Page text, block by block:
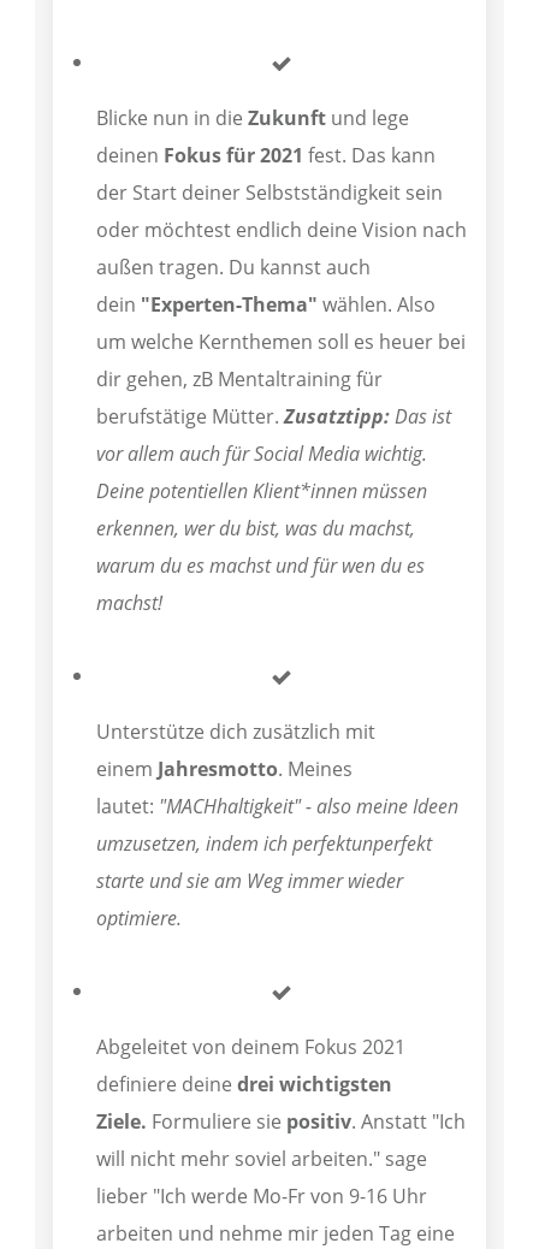
Blicke nun in die Zukunft und lege
deinen Fokus für 2021 fest. Das kann
der Start deiner Selbstständigkeit sein
oder möchtest endlich deine Vision nach
außen tragen. Du kannst auch
dein "Experten-Thema" wählen. Also
um welche Kernthemen soll es heuer bei
dir gehen, zB Mentaltraining für
berufstätige Mütter.Zusatztipp:Das ist
vor allem auch für Social Media wichtig.
Deine potentiellen Klient*innen müssen
erkennen, wer du bist, was du machst,
warum du es machst und für wen du es
machst!
Unterstütze dich zusätzlich mit
einem Jahresmotto. Meines
lautet: "MACHhaltigkeit" - also meine Ideen
umzusetzen, indem ich perfektunperfekt
starte und sie am Weg immer wieder
optimiere.
Abgeleitet von deinem Fokus 2021
definiere deine drei wichtigsten
Ziele. Formuliere sie positiv. Anstatt "Ich
will nicht mehr soviel arbeiten." sage
lieber "Ich werde Mo-Fr von 9-16 Uhr
arbeiten und nehme mir jeden Tag eine